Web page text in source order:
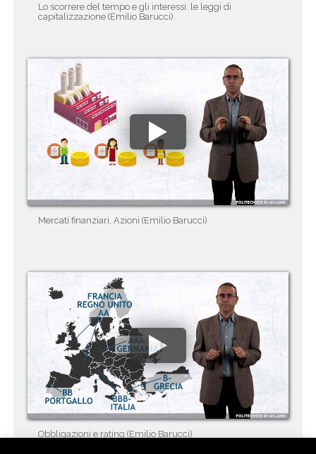
Lo scorrere del tempo e gli interessi: le leggi di
capitalizzazione (Emilio Barucci)
Mercati finanziari, Azioni (Emilio Barucci)
Obbligazioni e rating (Emilio Barucci)